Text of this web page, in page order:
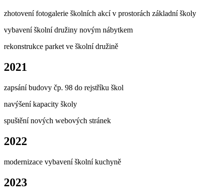
zhotovení fotogalerie školních akcí v prostorách základní školy
vybavení školní družiny novým nábytkem
rekonstrukce parket ve školní družině
2021
zapsání budovy čp. 98 do rejstříku škol
navýšení kapacity školy
spuštění nových webových stránek
2022
modernizace vybavení školní kuchyně
2023